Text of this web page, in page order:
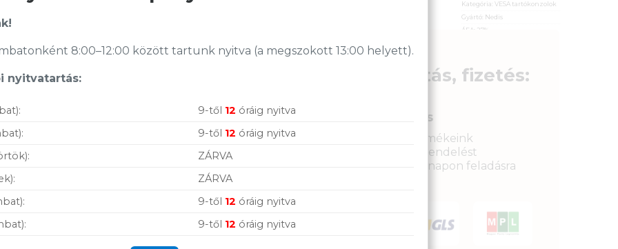
6 590 Ft
Kategória:
Kategória: VESA tartókonzolok
Gyártó: Nedis
ÁFA:
27%
50 000 Ft felett ingyenes szállítás
Szállítás, fizetés:
Gyors kiszállítás
Raktáron lévő termékeink
legkésőbb a megrendelést
követkető munkanapon feladásra
8:00–12:00 között tartunk nyitva (a megszokott 13:00 helyett).
nyitvatartás:
9-től 12 óráig nyitva
9-től 12 óráig nyitva
ZÁRVA
ZÁRVA
9-től 12 óráig nyitva
9-től 12 óráig nyitva